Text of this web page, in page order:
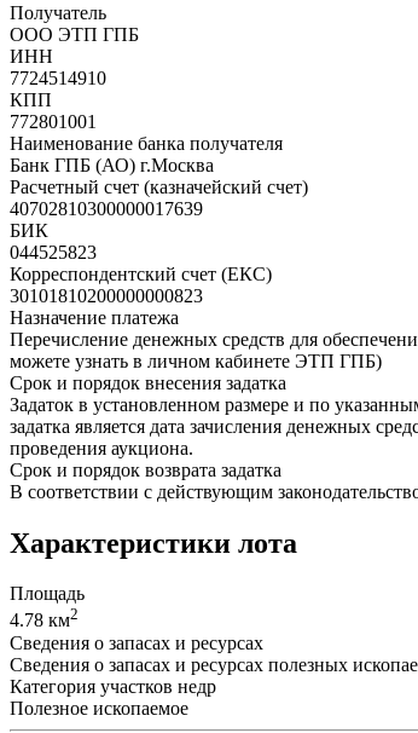
Получатель
ООО ЭТП ГПБ
ИНН
7724514910
КПП
772801001
Наименование банка получателя
Банк ГПБ (АО) г.Москва
Расчетный счет (казначейский счет)
40702810300000017639
БИК
044525823
Корреспондентский счет (ЕКС)
30101810200000000823
Назначение платежа
Перечисление денежных средств для
можете узнать в личном кабинете ЭТП ГПБ)
Срок и порядок внесения задатка
Задаток в установленном размере и по
задатка является дата зачисления денежных
проведения аукциона.
Срок и порядок возврата задатка
В соответствии с действующим
Характеристики лота
Площадь
4.78 км2
Сведения о запасах и ресурсах
Сведения о запасах и ресурсах полезных
Категория участков недр
Полезное ископаемое